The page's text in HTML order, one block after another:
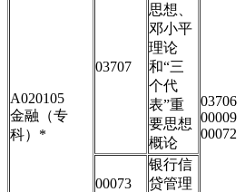
A020105
金融（专
科） *
03707
思想、
邓小平
理论
和“三
个代
表”重
要思想
概论
03706
00009
00072
00073
银行信
贷管理